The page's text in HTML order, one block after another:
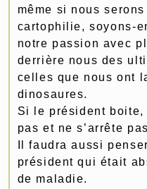
même si nous
cartophilie, soyons-
notre passion avec
derrière nous des
celles que nous ont
dinosaures.
Si le président boite,
pas et ne s’arrête
Il faudra aussi
président qui était
de maladie.